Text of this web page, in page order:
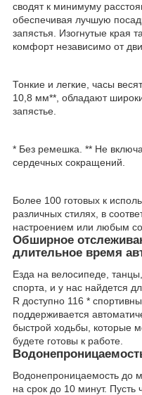
сводят к минимуму
обеспечивая лучшую
запястья. Изогнутые края
комфорт независимо от
Тонкие и легкие, часы
10,8 мм**, обладают
запястье.
* Без ремешка. ** Не
сердечных сокращений.
Более 100 готовых к
различных стилях, в
настроением или любым
Обширное
длительное время
Езда на велосипеде,
спорта, и у нас найдется
R доступно 116 *
поддерживается
быстрой ходьбы, которые
будете готовы к работе.
Водонепроницаемость до
на срок до 10 минут.